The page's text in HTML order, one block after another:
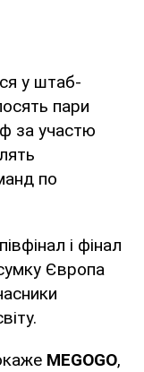
у штаб-
пари
за участю
по
і фінал
Європа
MEGOGO,